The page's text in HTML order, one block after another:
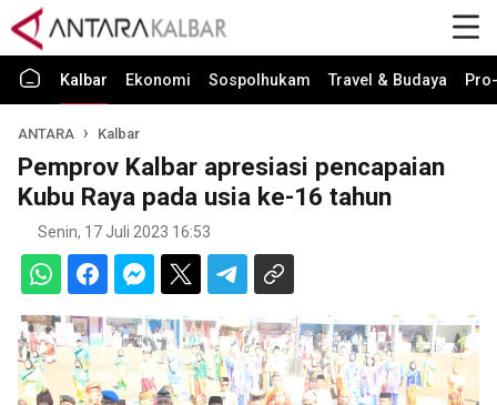
Kalbar Ekonomi Sospolhukam Travel & Budaya
ANTARA Kalbar
Pemprov Kalbar apresiasi pencapaian
Kubu Raya pada usia ke-16 tahun
Senin, 17 Juli 2023 16:53